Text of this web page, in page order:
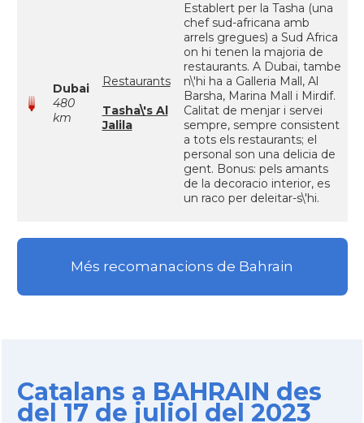
Dubai
480
km
Restaurants
Tasha\'s Al
Jalila
Establert per la Tasha (una
chef sud-africana amb
arrels gregues) a Sud Africa
on hi tenen la majoria de
restaurants. A Dubai, tambe
n\'hi ha a Galleria Mall, Al
Barsha, Marina Mall i Mirdif.
Calitat de menjar i servei
sempre, sempre consistent
a tots els restaurants; el
personal son una delicia de
gent. Bonus: pels amants
de la decoracio interior, es
un raco per deleitar-s\'hi.
Més recomanacions de Bahrain
Catalans a BAHRAIN des
del 17 de juliol del 2023